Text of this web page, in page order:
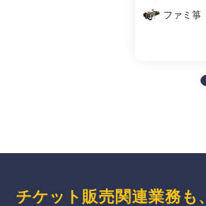
ファミ箏
チケット販売関連業務も、